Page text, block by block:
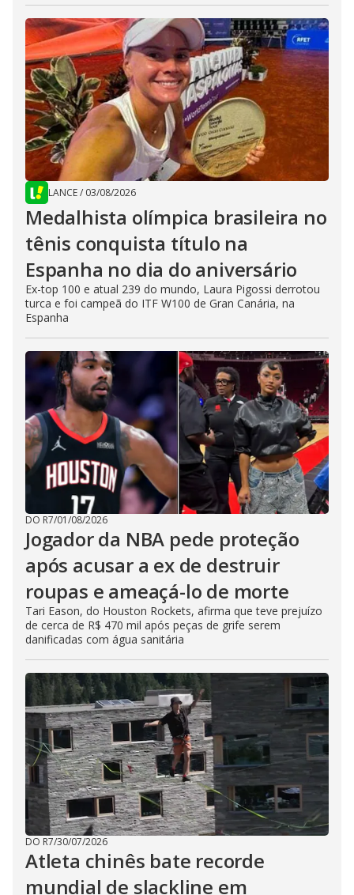
LANCE/ 03/08/2026
Medalhista olímpica brasileira no
tênis conquista título na
Espanha no dia do aniversário
Ex-top 100 e atual 239 do mundo, Laura Pigossi derrotou
turca e foi campeã do ITF W100 de Gran Canária, na
Espanha
DO R7/01/08/2026
Jogador da NBA pede proteção
após acusar a ex de destruir
roupas e ameaçá-lo de morte
Tari Eason, do Houston Rockets, afirma que teve prejuízo
de cerca de R$ 470 mil após peças de grife serem
danificadas com água sanitária
DO R7/30/07/2026
Atleta chinês bate recorde
mundial de slackline em